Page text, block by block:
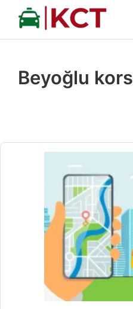
İçeriğe
Beyoğlu